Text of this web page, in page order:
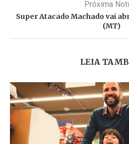
Próxima
Super Atacado Machado vai
(MT)
LEIA